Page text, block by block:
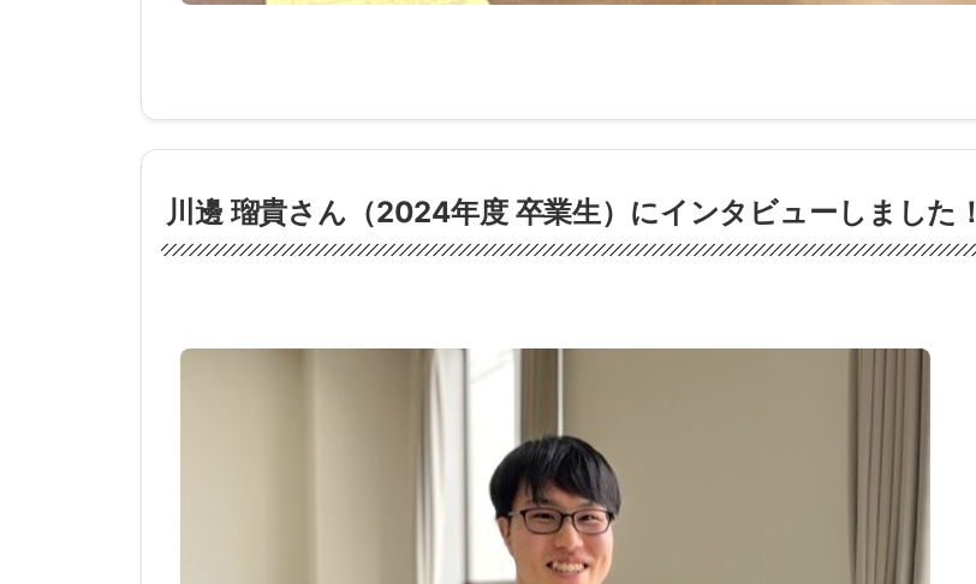
川邊 瑠貴さん（2024年度 卒業生）にインタビューしました！